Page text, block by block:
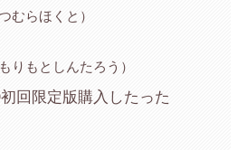
むらほくと）
りもとしんたろう）
回限定版購入したった